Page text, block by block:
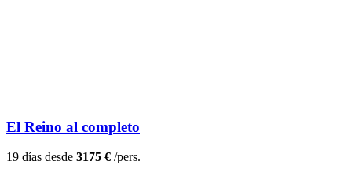
El Reino al completo
19 días desde 3175 € /pers.